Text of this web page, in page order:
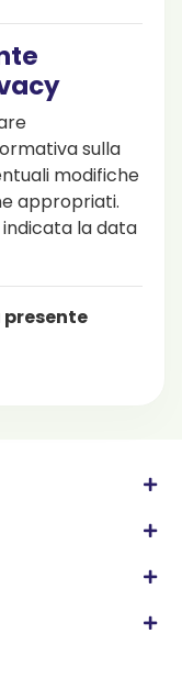
sulla
modifiche
appropriati.
la data